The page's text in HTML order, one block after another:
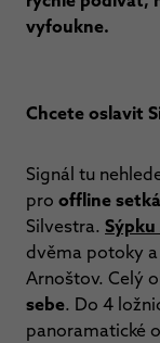
vyfoukne.
Chcete oslavit
Signál tu
pro offline
Silvestra.
dvěma potoky
Arnoštov. Celý
sebe. Do 4
panoramatické